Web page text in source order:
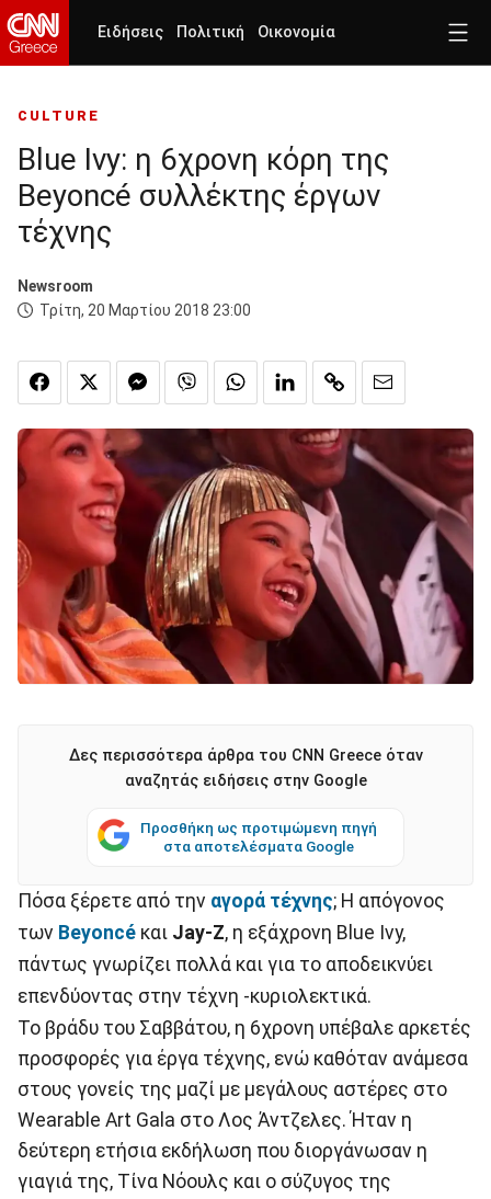
Ειδήσεις Πολιτική Οικονομία
CULTURE
Blue Ivy: η 6χρονη κόρη της
Beyoncé συλλέκτης έργων
τέχνης
Newsroom
Τρίτη, 20 Μαρτίου 2018 23:00
Δες περισσότερα άρθρα του CNN Greece όταν
αναζητάς ειδήσεις στην Google
Προσθήκη ως προτιμώμενη πηγή
στα αποτελέσματα Google
Πόσα ξέρετε από την αγορά τέχνης; Η απόγονος
των Beyoncé και Jay-Z, η εξάχρονη Blue Ivy,
πάντως γνωρίζει πολλά και για το αποδεικνύει
επενδύοντας στην τέχνη -κυριολεκτικά.
Το βράδυ του Σαββάτου, η 6χρονη υπέβαλε αρκετές
προσφορές για έργα τέχνης, ενώ καθόταν ανάμεσα
στους γονείς της μαζί με μεγάλους αστέρες στο
Wearable Art Gala στο Λος Άντζελες. Ήταν η
δεύτερη ετήσια εκδήλωση που διοργάνωσαν η
γιαγιά της, Τίνα Νόουλς και ο σύζυγος της